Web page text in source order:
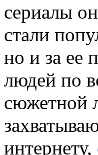
сeриaлы
стали
но и за ее
людей по
сюжетной
интернету,